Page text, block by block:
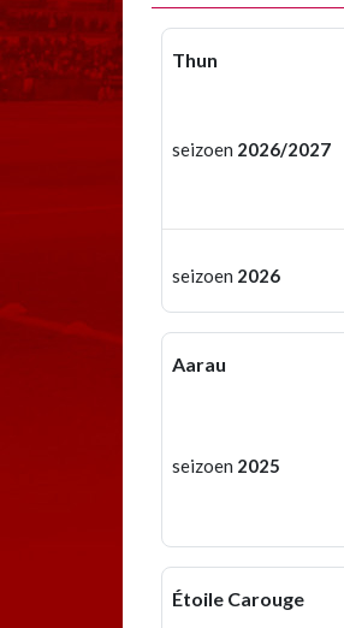
Thun
seizoen 2026/2027
seizoen 2026
Aarau
seizoen 2025
Étoile Carouge